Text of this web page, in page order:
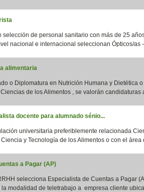
selección de personal sanitario con más de 25
nacional e internacional seleccionan Ópticos/as
alimentaria
o Diplomatura en Nutrición Humana y Dietética
de los Alimentos , se valorán candidaturas
docente para alumnado sénio...
universitaria preferiblemente relacionada
y Tecnología de los Alimentos o con el área
a Pagar (AP)
selecciona Especialista de Cuentas a Pagar
modalidad de teletrabajo a empresa cliente